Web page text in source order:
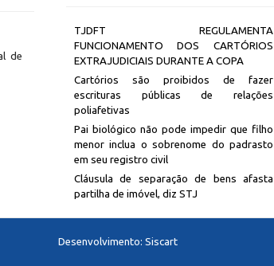
de
TJDFT REGULAMENTA
FUNCIONAMENTO DOS CARTÓRIOS
EXTRAJUDICIAIS DURANTE A COPA
Cartórios são proibidos de fazer
escrituras públicas de relações
poliafetivas
Pai biológico não pode impedir que filho
menor inclua o sobrenome do padrasto
em seu registro civil
Cláusula de separação de bens afasta
partilha de imóvel, diz STJ
Desenvolvimento: Siscart